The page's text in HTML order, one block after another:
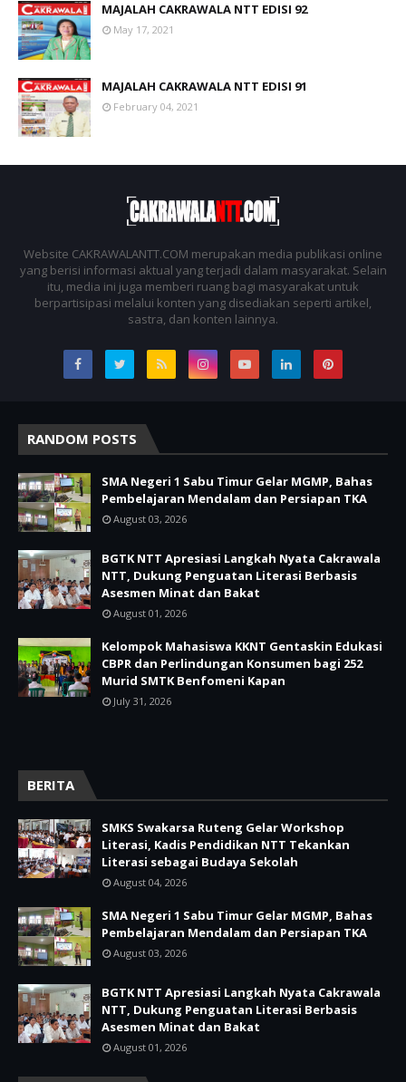
MAJALAH CAKRAWALA NTT EDISI 92
May 17, 2021
MAJALAH CAKRAWALA NTT EDISI 91
February 04, 2021
Website CAKRAWALANTT.COM merupakan media publikasi online
yang berisi informasi aktual yang terjadi dalam masyarakat. Selain
itu, media ini juga memberi ruang bagi masyarakat untuk
berpartisipasi melalui konten yang disediakan seperti artikel,
sastra, dan konten lainnya.
RANDOM POSTS
SMA Negeri 1 Sabu Timur Gelar MGMP, Bahas
Pembelajaran Mendalam dan Persiapan TKA
August 03, 2026
BGTK NTT Apresiasi Langkah Nyata Cakrawala
NTT, Dukung Penguatan Literasi Berbasis
Asesmen Minat dan Bakat
August 01, 2026
Kelompok Mahasiswa KKNT Gentaskin Edukasi
CBPR dan Perlindungan Konsumen bagi 252
Murid SMTK Benfomeni Kapan
July 31, 2026
BERITA
SMKS Swakarsa Ruteng Gelar Workshop
Literasi, Kadis Pendidikan NTT Tekankan
Literasi sebagai Budaya Sekolah
August 04, 2026
SMA Negeri 1 Sabu Timur Gelar MGMP, Bahas
Pembelajaran Mendalam dan Persiapan TKA
August 03, 2026
BGTK NTT Apresiasi Langkah Nyata Cakrawala
NTT, Dukung Penguatan Literasi Berbasis
Asesmen Minat dan Bakat
August 01, 2026